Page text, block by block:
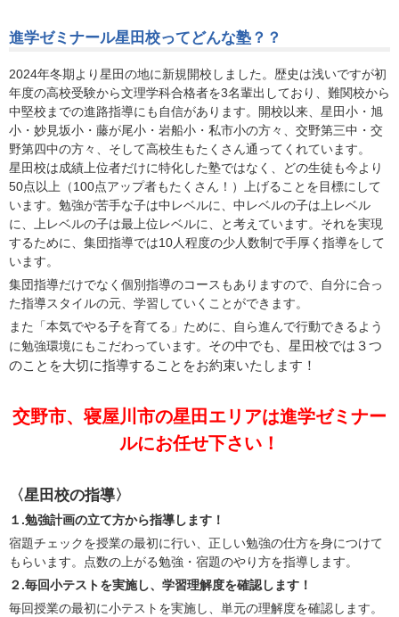
進学ゼミナール星田校ってどんな塾？？
2024年冬期より星田の地に新規開校しました。歴史は浅いですが初
年度の高校受験から文理学科合格者を3名輩出しており、難関校から
中堅校までの進路指導にも自信があります。開校以来、星田小・旭
小・妙見坂小・藤が尾小・岩船小・私市小の方々、交野第三中・交
野第四中の方々、そして高校生もたくさん通ってくれています。
星田校は成績上位者だけに特化した塾ではなく、どの生徒も今より
50点以上（100点アップ者もたくさん！）上げることを目標にして
います。勉強が苦手な子は中レベルに、中レベルの子は上レベル
に、上レベルの子は最上位レベルに、と考えています。それを実現
するために、集団指導では10人程度の少人数制で手厚く指導をして
います。
集団指導だけでなく個別指導のコースもありますので、自分に合っ
た指導スタイルの元、学習していくことができます。
また「本気でやる子を育てる」ために、自ら進んで行動できるよう
に勉強環境にもこだわっています。 その中でも、星田校では３つ
のことを大切に指導することをお約束いたします！
交野市、寝屋川市の星田エリアは進学ゼミナー
ルにお任せ下さい！
〈星田校の指導〉
１.勉強計画の立て方から指導します！
宿題チェックを授業の最初に行い、正しい勉強の仕方を身につけて
もらいます。点数の上がる勉強・宿題のやり方を指導します。
２.毎回小テストを実施し、学習理解度を確認します！
毎回授業の最初に小テストを実施し、単元の理解度を確認します。